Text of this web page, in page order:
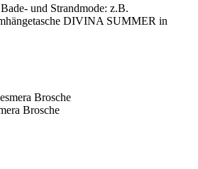
und Strandmode: z.B.
DIVINA SUMMER in
Brosche